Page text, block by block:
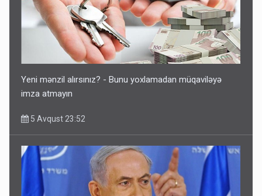
Ərdoğana sui-qəsd planının iştirakçısı detalları açıqladı
5 Avqust 16:56
Yeni mənzil alırsınız? - Bunu yoxlamadan müqaviləyə
imza atmayın
5 Avqust 23:52